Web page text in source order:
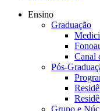
Ensino
Graduação
Canal
Pós-
Grupo e